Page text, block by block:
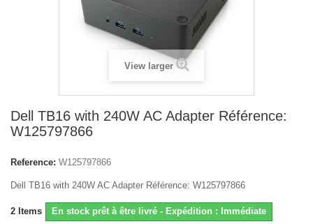
View larger
Dell TB16 with 240W AC Adapter Référence:
W125797866
Reference: W125797866
Dell TB16 with 240W AC Adapter Référence: W125797866
2 Items En stock prêt à être livré - Expédition : Immédiate